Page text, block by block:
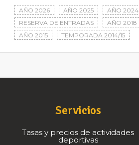
AÑO 2026 AÑO 2025 AÑO 2024
RESERVA DE ENTRADAS
AÑO 2018
AÑO 2015
TEMPORADA 2014/15
Servicios
Tasas y precios de actividades
deportivas